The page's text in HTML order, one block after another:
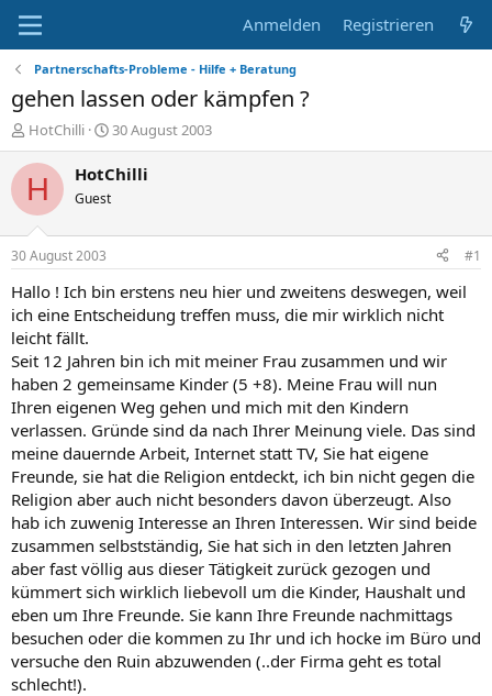
Anmelden Registrieren
Partnerschafts-Probleme - Hilfe + Beratung
gehen lassen oder kämpfen ?
E
r
s
t
e
r
HotChilli
E
r
s
t
a
m
30 August 2003
H HotChilli
Guest
30 August 2003 #1
Hallo ! Ich bin erstens neu hier und zweitens deswegen, weil
ich eine Entscheidung treffen muss, die mir wirklich nicht
leicht fällt.
Seit 12 Jahren bin ich mit meiner Frau zusammen und wir
haben 2 gemeinsame Kinder (5 +8). Meine Frau will nun
Ihren eigenen Weg gehen und mich mit den Kindern
verlassen. Gründe sind da nach Ihrer Meinung viele. Das sind
meine dauernde Arbeit, Internet statt TV, Sie hat eigene
Freunde, sie hat die Religion entdeckt, ich bin nicht gegen die
Religion aber auch nicht besonders davon überzeugt. Also
hab ich zuwenig Interesse an Ihren Interessen. Wir sind beide
zusammen selbstständig, Sie hat sich in den letzten Jahren
aber fast völlig aus dieser Tätigkeit zurück gezogen und
kümmert sich wirklich liebevoll um die Kinder, Haushalt und
eben um Ihre Freunde. Sie kann Ihre Freunde nachmittags
besuchen oder die kommen zu Ihr und ich hocke im Büro und
versuche den Ruin abzuwenden (..der Firma geht es total
schlecht!).